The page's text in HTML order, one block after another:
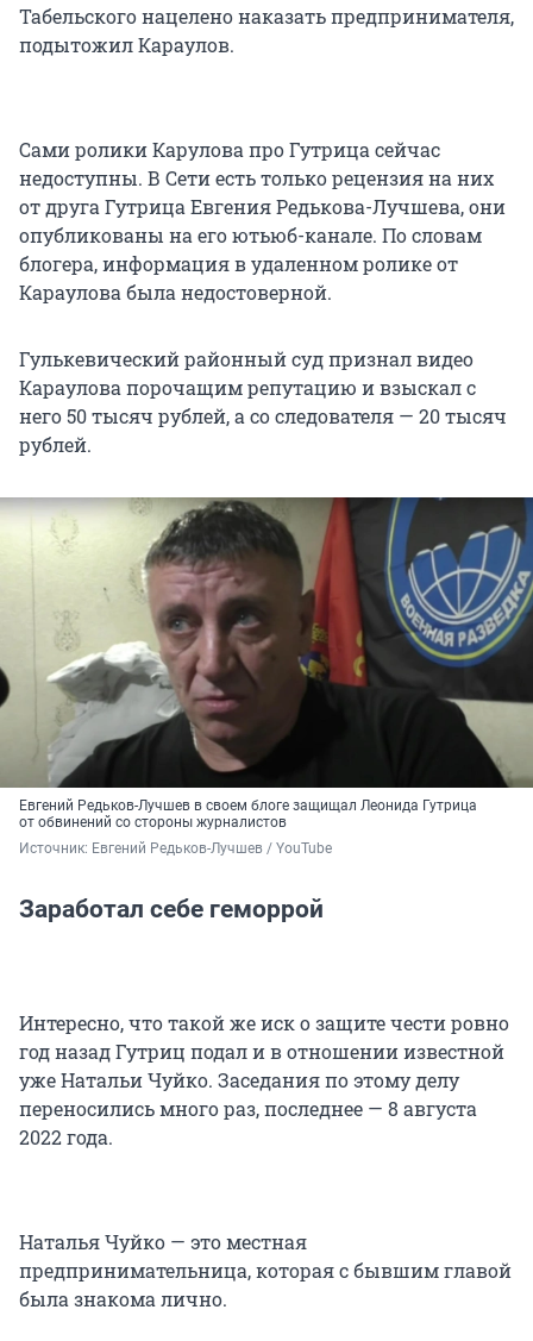
Табельского нацелено наказать предпринимателя,
подытожил Караулов.
Сами ролики Карулова про Гутрица сейчас
недоступны. В Сети есть только рецензия на них
от друга Гутрица Евгения Редькова-Лучшева, они
опубликованы на его ютьюб-канале. По словам
блогера, информация в удаленном ролике от
Караулова была недостоверной.
Гулькевический районный суд признал видео
Караулова порочащим репутацию и взыскал с
него 50 тысяч рублей, а со следователя — 20 тысяч
рублей.
Евгений Редьков-Лучшев в своем блоге защищал Леонида Гутрица
от обвинений со стороны журналистов
Источник: Евгений Редьков-Лучшев / YouTube
Заработал себе геморрой
Интересно, что такой же иск о защите чести ровно
год назад Гутриц подал и в отношении известной
уже Натальи Чуйко. Заседания по этому делу
переносились много раз, последнее — 8 августа
2022 года.
Наталья Чуйко — это местная
предпринимательница, которая с бывшим главой
была знакома лично.